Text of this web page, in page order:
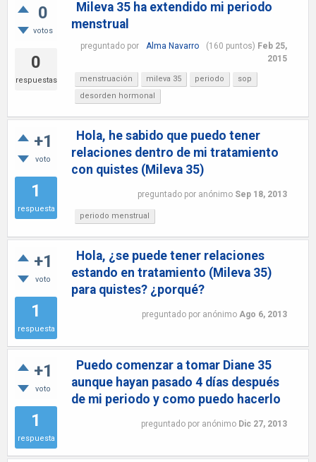
0
votos
0
respuestas
Mileva 35 ha extendido mi periodo
menstrual
preguntado por Alma Navarro (160 puntos) Feb 25,
2015
menstruación mileva 35 periodo
sop
desorden hormonal
+1
voto
1
respuesta
Hola, he sabido que puedo tener
relaciones dentro de mi tratamiento
con quistes (Mileva 35)
preguntado por anónimo Sep 18, 2013
periodo menstrual
+1
voto
1
respuesta
Hola, ¿se puede tener relaciones
estando en tratamiento (Mileva 35)
para quistes? ¿porqué?
preguntado por anónimo Ago 6, 2013
+1
voto
1
respuesta
Puedo comenzar a tomar Diane 35
aunque hayan pasado 4 días después
de mi periodo y como puedo hacerlo
preguntado por anónimo Dic 27, 2013